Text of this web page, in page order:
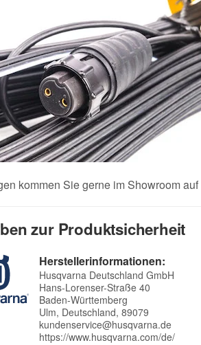
kommen Sie gerne im Showroom
zur Produktsicherheit
Herstellerinformationen:
Husqvarna Deutschland GmbH
Hans-Lorenser-Straße 40
Baden-Württemberg
Ulm, Deutschland, 89079
kundenservice@husqvarna.de
https://www.husqvarna.com/de/